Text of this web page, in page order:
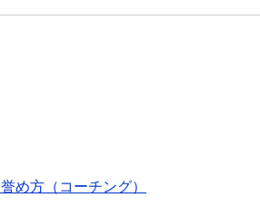
め方（コーチング）